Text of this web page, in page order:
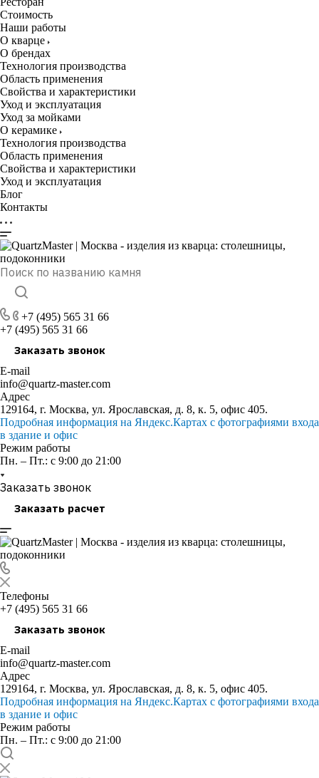
Стоимость
Наши работы
О кварце
О брендах
Технология производства
Область применения
Свойства и характеристики
Уход и эксплуатация
Уход за мойками
О керамике
Технология производства
Область применения
Свойства и характеристики
Уход и эксплуатация
Блог
Контакты
+7 (495) 565 31 66
+7 (495) 565 31 66
Заказать звонок
E-mail
info@quartz-master.com
Адрес
129164, г. Москва, ул. Ярославская, д. 8, к. 5, офис 405.
Подробная информация на Яндекс.Картах с фотографиями входа
в здание и офис
Режим работы
Пн. – Пт.: с 9:00 до 21:00
Заказать звонок
Заказать расчет
Телефоны
+7 (495) 565 31 66
Заказать звонок
E-mail
info@quartz-master.com
Адрес
129164, г. Москва, ул. Ярославская, д. 8, к. 5, офис 405.
Подробная информация на Яндекс.Картах с фотографиями входа
в здание и офис
Режим работы
Пн. – Пт.: с 9:00 до 21:00